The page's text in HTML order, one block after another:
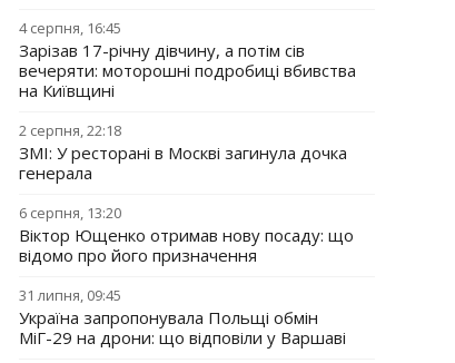
4 серпня, 16:45
Зарізав 17-річну дівчину, а потім сів
вечеряти: моторошні подробиці вбивства
на Київщині
2 серпня, 22:18
ЗМІ: У ресторані в Москві загинула дочка
генерала
6 серпня, 13:20
Віктор Ющенко отримав нову посаду: що
відомо про його призначення
31 липня, 09:45
Україна запропонувала Польщі обмін
МіГ-29 на дрони: що відповіли у Варшаві